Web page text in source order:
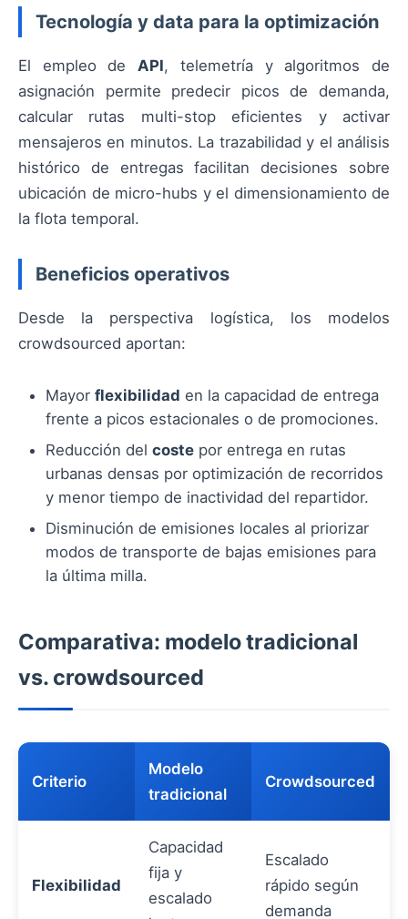
Tecnología y data para la optimización
El empleo deAPI, telemetría y algoritmos de
asignación permite predecir picos de demanda,
calcular rutas multi-stop eficientes y activar
mensajeros en minutos. La trazabilidad y el análisis
histórico de entregas facilitan decisiones sobre
ubicación de micro-hubs y el dimensionamiento de
la flota temporal.
Beneficios operativos
Desde la perspectiva logística, los modelos
crowdsourced aportan:
Mayor flexibilidad en la capacidad de entrega
frente a picos estacionales o de promociones.
Reducción del coste por entrega en rutas
urbanas densas por optimización de recorridos
y menor tiempo de inactividad del repartidor.
Disminución de emisiones locales al priorizar
modos de transporte de bajas emisiones para
la última milla.
Comparativa: modelo tradicional
vs. crowdsourced
Criterio
Modelo
tradicional
Crowdsourced
Flexibilidad
Capacidad
fija y
escalado
Escalado
rápido según
demanda